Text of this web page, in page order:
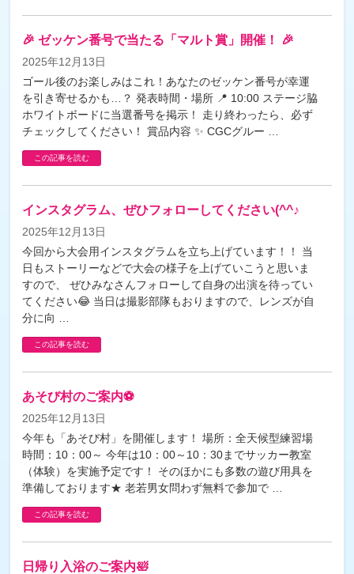
🎉 ゼッケン番号で当たる「マルト賞」開催！ 🎉
2025年12月13日
ゴール後のお楽しみはこれ！あなたのゼッケン番号が幸運
を引き寄せるかも…？ 発表時間・場所 📍 10:00 ステージ脇
ホワイトボードに当選番号を掲示！ 走り終わったら、必ず
チェックしてください！ 賞品内容 ✨ CGCグルー …
この記事を読む
インスタグラム、ぜひフォローしてください(^^♪
2025年12月13日
今回から大会用インスタグラムを立ち上げています！！ 当
日もストーリーなどで大会の様子を上げていこうと思いま
すので、 ぜひみなさんフォローして自身の出演を待ってい
てください😂 当日は撮影部隊もおりますので、レンズが自
分に向 …
この記事を読む
あそび村のご案内⚽
2025年12月13日
今年も「あそび村」を開催します！ 場所：全天候型練習場
時間：10：00～ 今年は10：00～10：30までサッカー教室
（体験）を実施予定です！ そのほかにも多数の遊び用具を
準備しております★ 老若男女問わず無料で参加で …
この記事を読む
日帰り入浴のご案内🛀